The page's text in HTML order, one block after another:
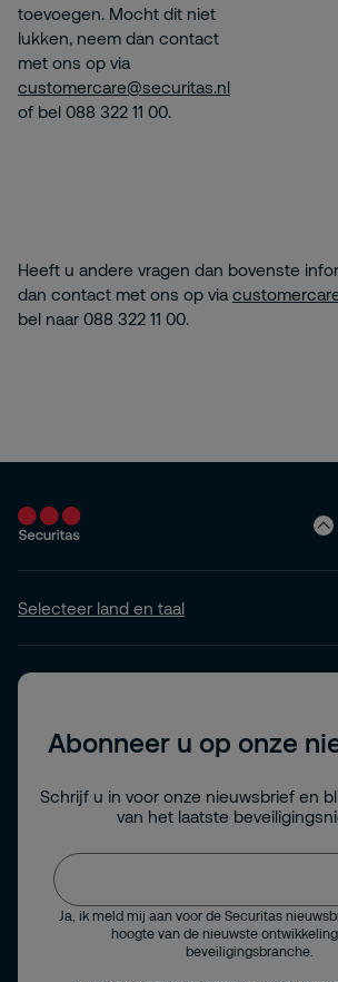
toevoegen. Mocht dit niet
lukken, neem dan contact
met ons op via
customercare@securitas.nl
of bel 088 322 11 00.
Heeft u andere vragen dan bovenste
dan contact met ons op via
bel naar 088 322 11 00.
Selecteer land en taal
Abonneer u op onze
Schrijf u in voor onze nieuwsbrief en
van het laatste
Ja, ik meld mij aan voor de Securitas
hoogte van de nieuwste
beveiligingsbranche.